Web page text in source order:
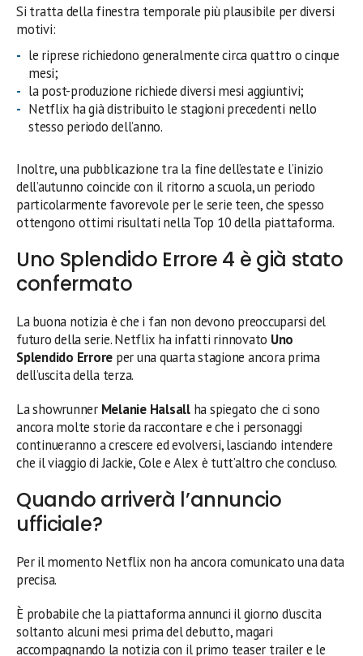
Si tratta della finestra temporale più plausibile per diversi
motivi:
le riprese richiedono generalmente circa quattro o cinque
mesi;
la post-produzione richiede diversi mesi aggiuntivi;
Netflix ha già distribuito le stagioni precedenti nello
stesso periodo dell’anno.
Inoltre, una pubblicazione tra la fine dell’estate e l’inizio
dell’autunno coincide con il ritorno a scuola, un periodo
particolarmente favorevole per le serie teen, che spesso
ottengono ottimi risultati nella Top 10 della piattaforma.
Uno Splendido Errore 4 è già stato
confermato
La buona notizia è che i fan non devono preoccuparsi del
futuro della serie. Netflix ha infatti rinnovato Uno
Splendido Errore per una quarta stagione ancora prima
dell’uscita della terza.
La showrunner Melanie Halsallha spiegato che ci sono
ancora molte storie da raccontare e che i personaggi
continueranno a crescere ed evolversi, lasciando intendere
che il viaggio di Jackie, Cole e Alex è tutt’altro che concluso.
Quando arriverà l’annuncio
ufficiale?
Per il momento Netflix non ha ancora comunicato una data
precisa.
È probabile che la piattaforma annunci il giorno d’uscita
soltanto alcuni mesi prima del debutto, magari
accompagnando la notizia con il primo teaser trailer e le